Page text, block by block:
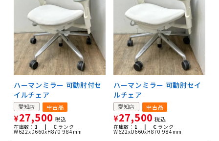
ハーマンミラー 可動肘付セ
イルチェア
愛知店 中古品
¥27,500 税込
在庫数： 1 | C ランク
W622xD660xH870-984mm
ハーマンミラー 可動肘セイ
ルチェア
愛知店 中古品
¥27,500 税込
在庫数： 1 | C ランク
W622xD660xH870-984mm